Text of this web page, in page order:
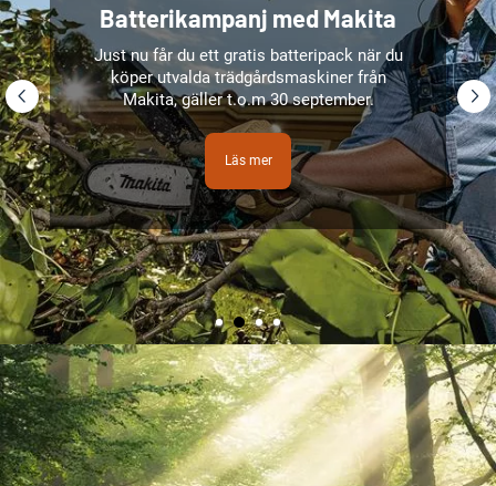
Batterikampanj med Makita
Just nu får du ett gratis batteripack när du
köper utvalda trädgårdsmaskiner från
Makita, gäller t.o.m 30 september.
Läs mer